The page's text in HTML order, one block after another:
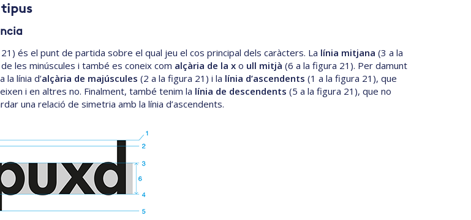
tipus
és el punt de partida sobre el qual jeu el cos principal dels caràcters. La línia mitjana (3 a la
les minúscules i també es coneix com alçària de la xo ull mitjà (6 a la figura 21). Per damunt
la línia d’alçària de majúscules (2 a la figura 21) i la línia d’ascendents (1 a la figura 21), que
i en altres no. Finalment, també tenim la línia de descendents (5 a la figura 21), que no
una relació de simetria amb la línia d’ascendents.